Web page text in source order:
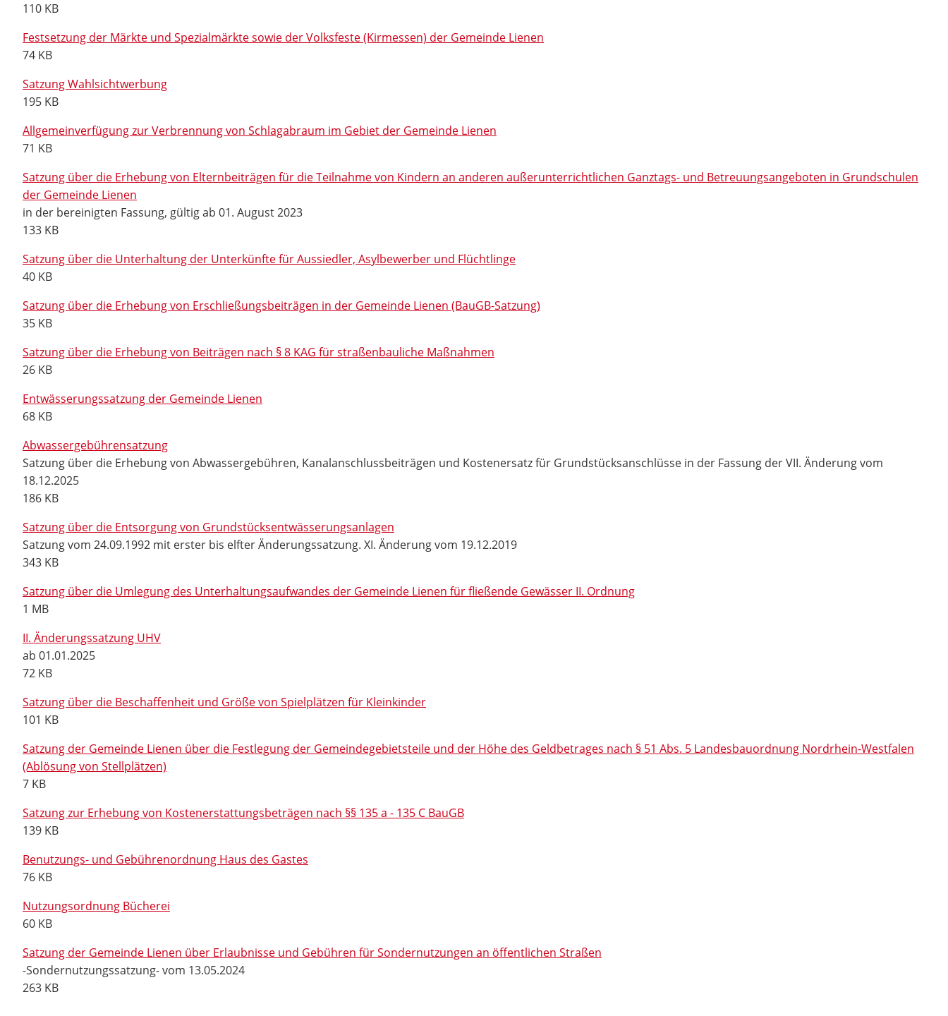
110 KB
Festsetzung der Märkte und Spezialmärkte sowie der Volksfeste (Kirmessen) der Gemeinde Lienen
74 KB
Satzung Wahlsichtwerbung
195 KB
Allgemeinverfügung zur Verbrennung von Schlagabraum im Gebiet der Gemeinde Lienen
71 KB
Satzung über die Erhebung von Elternbeiträgen für die Teilnahme von Kindern an anderen außerunterrichtlichen Ganztags- und Betreuungsangeboten in Grundschulen
der Gemeinde Lienen
in der bereinigten Fassung, gültig ab 01. August 2023
133 KB
Satzung über die Unterhaltung der Unterkünfte für Aussiedler, Asylbewerber und Flüchtlinge
40 KB
Satzung über die Erhebung von Erschließungsbeiträgen in der Gemeinde Lienen (BauGB-Satzung)
35 KB
Satzung über die Erhebung von Beiträgen nach § 8 KAG für straßenbauliche Maßnahmen
26 KB
Entwässerungssatzung der Gemeinde Lienen
68 KB
Abwassergebührensatzung
Satzung über die Erhebung von Abwassergebühren, Kanalanschlussbeiträgen und Kostenersatz für Grundstücksanschlüsse in der Fassung der VII. Änderung vom
18.12.2025
186 KB
Satzung über die Entsorgung von Grundstücksentwässerungsanlagen
Satzung vom 24.09.1992 mit erster bis elfter Änderungssatzung. XI. Änderung vom 19.12.2019
343 KB
Satzung über die Umlegung des Unterhaltungsaufwandes der Gemeinde Lienen für fließende Gewässer II. Ordnung
1 MB
II. Änderungssatzung UHV
ab 01.01.2025
72 KB
Satzung über die Beschaffenheit und Größe von Spielplätzen für Kleinkinder
101 KB
Satzung der Gemeinde Lienen über die Festlegung der Gemeindegebietsteile und der Höhe des Geldbetrages nach § 51 Abs. 5 Landesbauordnung Nordrhein-Westfalen
(Ablösung von Stellplätzen)
7 KB
Satzung zur Erhebung von Kostenerstattungsbeträgen nach §§ 135 a - 135 C BauGB
139 KB
Benutzungs- und Gebührenordnung Haus des Gastes
76 KB
Nutzungsordnung Bücherei
60 KB
Satzung der Gemeinde Lienen über Erlaubnisse und Gebühren für Sondernutzungen an öffentlichen Straßen
-Sondernutzungssatzung- vom 13.05.2024
263 KB